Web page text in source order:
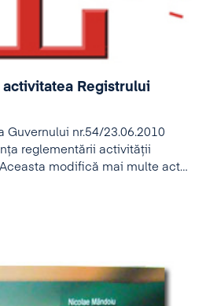
Registrului
Guvernului nr.54/23.06.2010
reglementării activităţii
modifică mai multe acte
în Monitorul Oficial al